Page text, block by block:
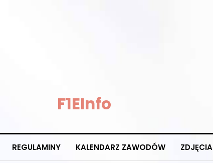
F1EInfo
REGULAMINY KALENDARZ ZAWODÓW ZDJĘCIA